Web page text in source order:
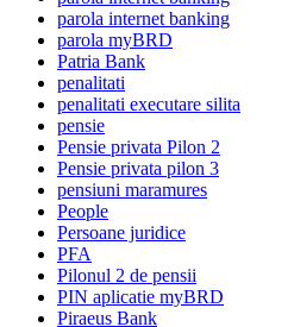
parola internet banking
parola myBRD
Patria Bank
penalitati
penalitati executare silita
pensie
Pensie privata Pilon 2
Pensie privata pilon 3
pensiuni maramures
People
Persoane juridice
PFA
Pilonul 2 de pensii
PIN aplicatie myBRD
Piraeus Bank